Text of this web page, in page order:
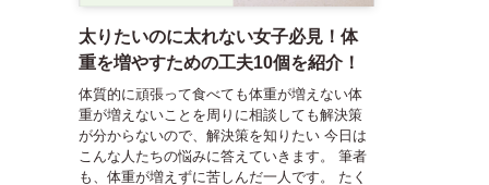
太りたいのに太れない女子必見！体
重を増やすための工夫10個を紹介！
体質的に頑張って食べても体重が増えない体
重が増えないことを周りに相談しても解決策
が分からないので、解決策を知りたい 今日は
こんな人たちの悩みに答えていきます。 筆者
も、体重が増えずに苦しんだ一人です。 たく